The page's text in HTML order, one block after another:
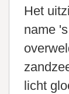
Het
name
licht